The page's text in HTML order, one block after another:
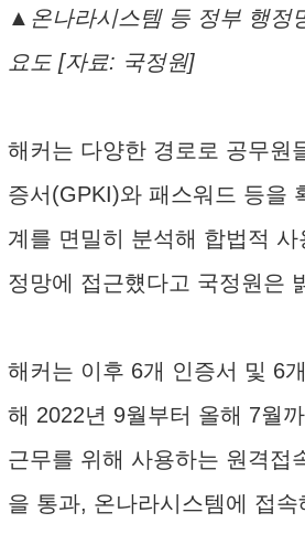
▲온나라시스템 등 정부 행정
요도 [자료: 국정원]
해커는 다양한 경로로 공무원
증서(GPKI)와 패스워드 등을
계를 면밀히 분석해 합법적 사
정망에 접근헀다고 국정원은
해커는 이후 6개 인증서 및 6
해 2022년 9월부터 올해 7월
근무를 위해 사용하는 원격접
을 통과, 온나라시스템에 접속